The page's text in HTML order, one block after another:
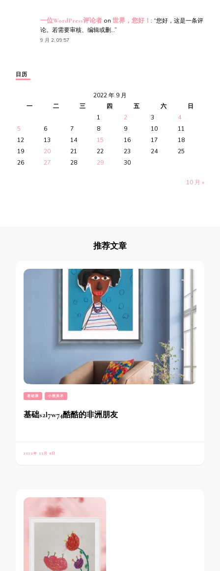
一位WordPress评论者 on 世界，您好！ : “您好，这是一条评
论。若需要审核、编辑或删…”
9 月 2, 09:57
日历
2022 年 9 月
一
二 三 四 五 六
日
1
2 3
4
5
6 7 8 9 10
11
12
13 14 15 16 17
18
19
20 21 22 23 24
25
26
27 28 29 30
10 月 »
推荐文章
基础课 小熊美术
基础s2l7w74酷酷的非洲朋友
2022年 11月 8日